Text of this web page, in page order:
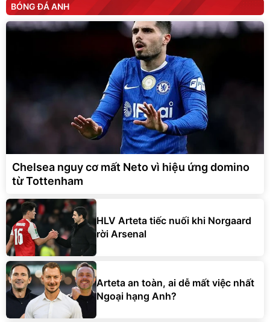
BÓNG ĐÁ ANH
Chelsea nguy cơ mất Neto vì hiệu ứng domino
từ Tottenham
HLV Arteta tiếc nuối khi Norgaard
rời Arsenal
Arteta an toàn, ai dễ mất việc nhất
Ngoại hạng Anh?